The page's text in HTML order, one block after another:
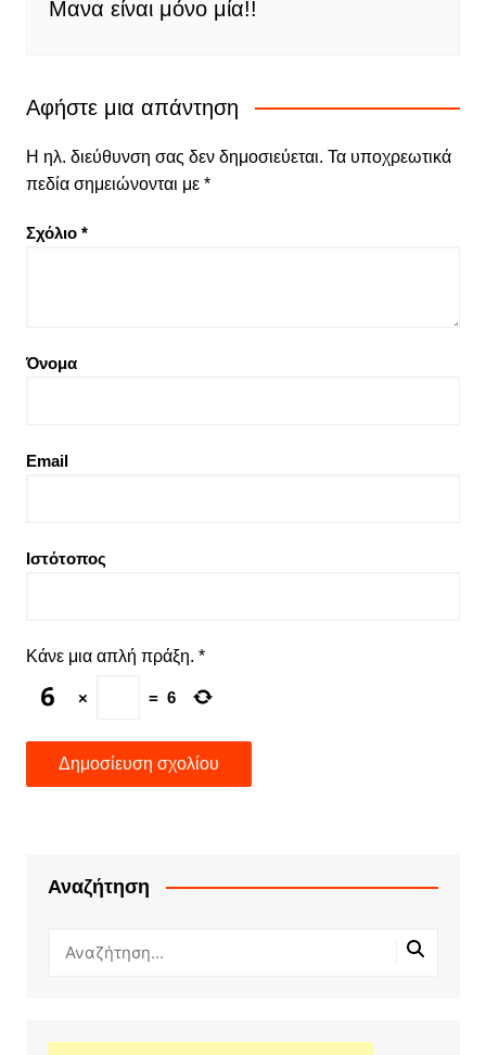
Μανα είναι μόνο μία!!
Αφήστε μια απάντηση
Η ηλ. διεύθυνση σας δεν δημοσιεύεται. Τα υποχρεωτικά
πεδία σημειώνονται με *
Σχόλιο *
Όνομα
Email
Ιστότοπος
Κάνε μια απλή πράξη. *
× = 6
Αναζήτηση